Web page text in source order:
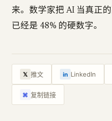
来。数学家把 AI 当真正
已经是 48% 的硬数字。
𝕏 推文 in LinkedIn
⌘ 复制链接